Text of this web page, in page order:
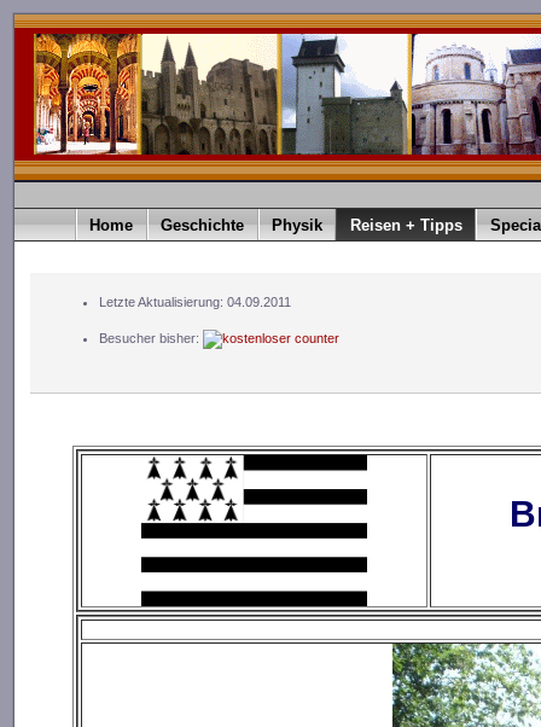
Home Geschichte Physik Reisen + Tipps
Letzte Aktualisierung: 04.09.2011
Besucher bisher: